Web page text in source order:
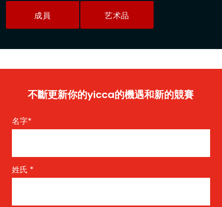
成員 艺术品
不斷更新你的yicca的機遇和新的競賽
名字*
姓氏 *